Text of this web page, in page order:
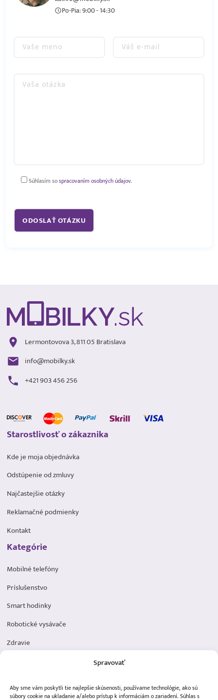
Spravovať
Aby sme vám poskytli tie najlepšie skúsenosti, používame technológie, ako sú
súbory cookie na ukladanie a/alebo prístup k informáciám o zariadení. Súhlas s
Po-Pia: 9:00 - 14:30
Súhlasím sospracovaním osobných údajov.
Lermontovova 3, 811 05 Bratislava
info@mobilky.sk
+421 903 456 256
Starostlivosť o zákaznika
Kde je moja objednávka
Odstúpenie od zmluvy
Najčastejšie otázky
Reklamačné podmienky
Kontakt
Kategórie
Mobilné telefóny
Príslušenstvo
Smart hodinky
Robotické vysávače
Zdravie
Dôležité odkazy